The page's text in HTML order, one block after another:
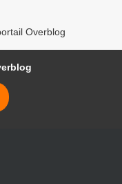
Overblog